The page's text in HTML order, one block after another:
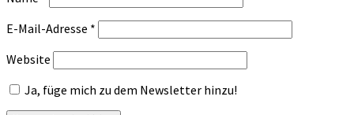
E-Mail-Adresse *
Website
Ja, füge mich zu dem Newsletter hinzu!